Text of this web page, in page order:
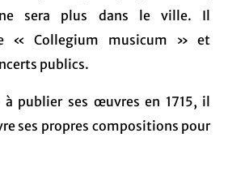
sera plus dans le ville. Il
« Collegium musicum » et
publics.
à publier ses œuvres en 1715, il
ses propres compositions pour